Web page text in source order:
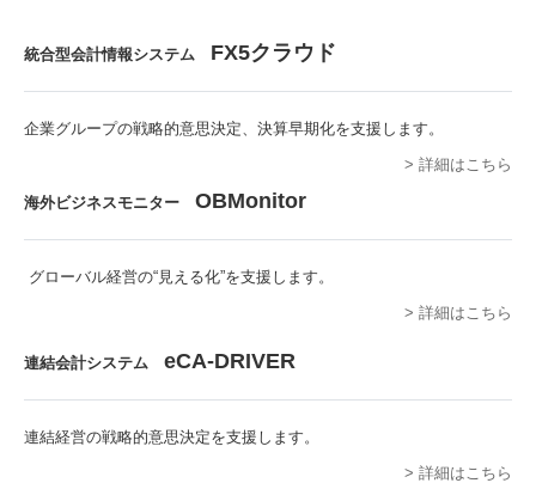
統合型会計情報システム FX5クラウド
企業グループの戦略的意思決定、決算早期化を支援します。
> 詳細はこちら
海外ビジネスモニター OBMonitor
グローバル経営の“見える化”を支援します。
> 詳細はこちら
連結会計システム eCA-DRIVER
連結経営の戦略的意思決定を支援します 。
> 詳細はこちら